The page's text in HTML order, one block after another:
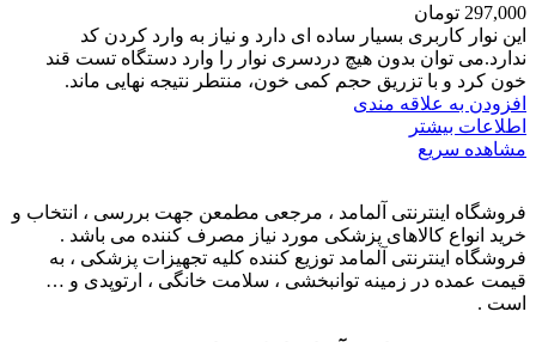
297,000 تومان
این نوار کاربری بسیار ساده ای دارد و نیاز به وارد کردن کد
ندارد.می توان بدون هیچ دردسری نوار را وارد دستگاه تست قند
خون کرد و با تزریق حجم کمی خون، منتطر نتیجه نهایی ماند.
افزودن به علاقه مندی
اطلاعات بیشتر
مشاهده سریع
فروشگاه اینترنتی آلمامد ، مرجعی مطمعن جهت بررسی ، انتخاب و
خرید انواع کالاهای پزشکی مورد نیاز مصرف کننده می باشد .
فروشگاه اینترنتی آلمامد توزیع کننده کلیه تجهیزات پزشکی ، به
قیمت عمده در زمینه توانبخشی ، سلامت خانگی ، ارتوپدی و …
است .